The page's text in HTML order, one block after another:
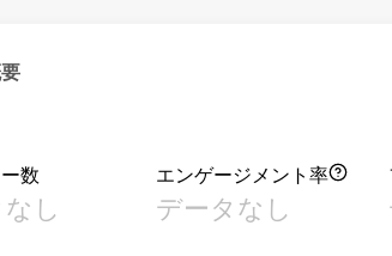
数
し
エンゲージメント率
データなし